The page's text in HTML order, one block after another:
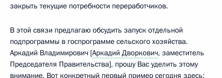
закрыть текущие потребности переработчиков.
В этой связи предлагаю обсудить запуск отдельной
подпрограммы в госпрограмме сельского хозяйства.
Аркадий Владимирович [Аркадий Дворкович, заместитель
Председателя Правительства], прошу Вас уделить этому
внимание. Вот конкретный первый пример сегодня здесь: